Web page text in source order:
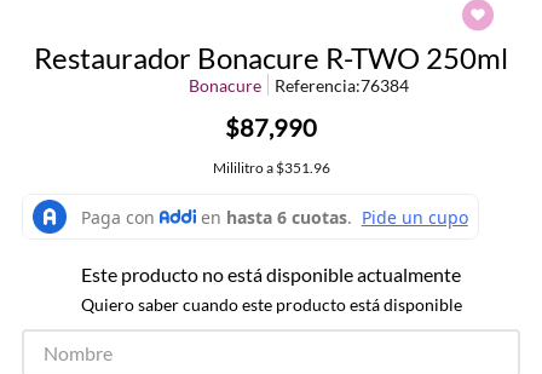
Restaurador Bonacure R-TWO 250ml
Bonacure Referencia:76384
$87,990
Mililitroa $351.96
Este producto no está disponible actualmente
Quiero saber cuando este producto está disponible